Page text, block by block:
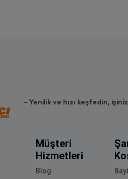
- Yenilik ve hızı keşfedin,
Müşteri
Hizmetleri
Blog